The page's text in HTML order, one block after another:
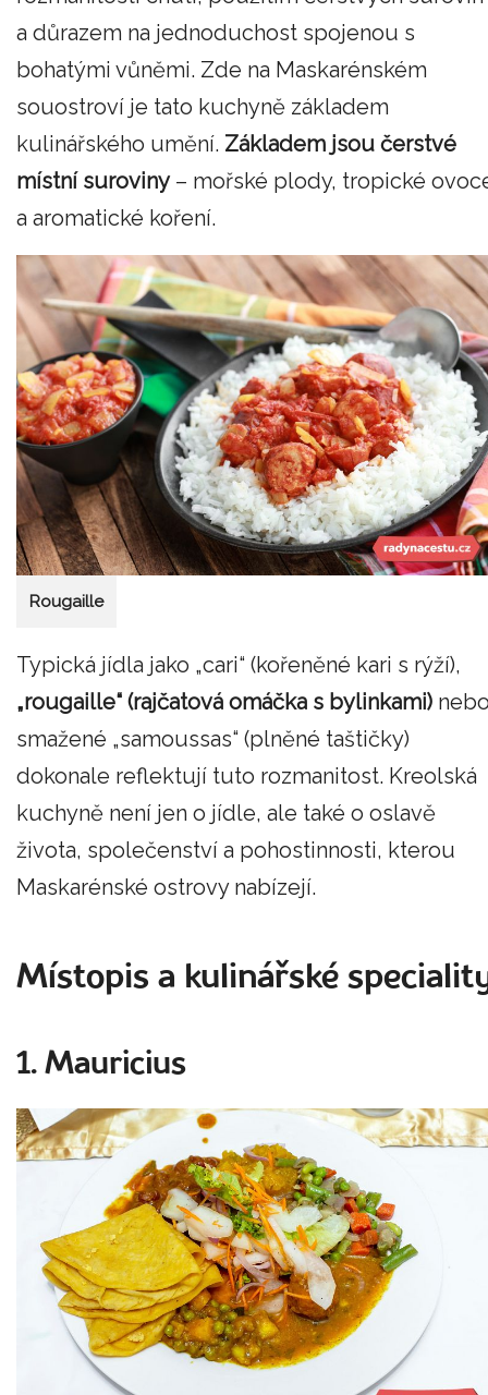
a důrazem na jednoduchost spojenou s
bohatými vůněmi. Zde na Maskarénském
souostroví je tato kuchyně základem
kulinářského umění. Základem jsou čerstvé
místní suroviny– mořské plody, tropické
a aromatické koření.
Rougaille
Typická jídla jako „cari“ (kořeněné kari s rýží),
„rougaille“ (rajčatová omáčka s bylinkami)
smažené „samoussas“ (plněné taštičky)
dokonale reflektují tuto rozmanitost. Kreolská
kuchyně není jen o jídle, ale také o oslavě
života, společenství a pohostinnosti, kterou
Maskarénské ostrovy nabízejí.
Místopis a kulinářské
1. Mauricius